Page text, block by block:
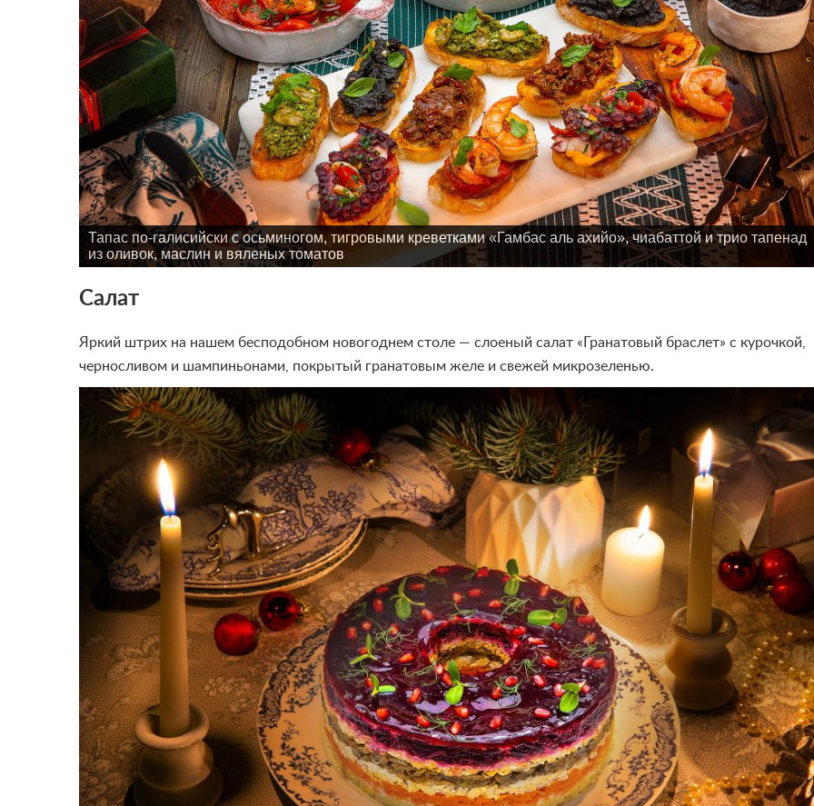
Тапас по-галисийски с осьминогом, тигровыми креветками «Гамбас аль ахийо», чиабаттой и трио тапенад
из оливок, маслин и вяленых томатов
Салат
Яркий штрих на нашем бесподобном новогоднем столе — слоеный салат «Гранатовый браслет» с курочкой,
черносливом и шампиньонами, покрытый гранатовым желе и свежей микрозеленью.